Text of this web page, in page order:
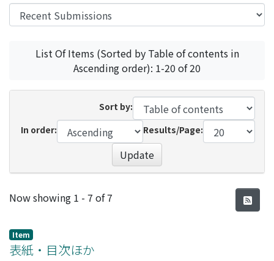
List Of Items (Sorted by Table of contents in
Ascending order): 1-20 of 20
Sort by:
In order:
Results/Page:
Update
Recent Submissions
Now showing 1 - 7 of 7
Item
表紙・目次ほか